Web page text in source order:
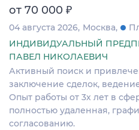
от 70 000 ₽
04 августа 2026 Москва
ИНДИВИДУАЛЬНЫЙ
ПАВЕЛ НИКОЛАЕВИЧ
Активный поиск и
заключение сделок,
Опыт работы от 3х лет в
полностью удаленная,
согласованию.